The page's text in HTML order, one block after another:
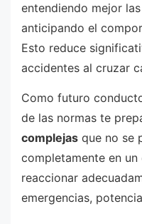
entendiendo mejor
anticipando el
Esto reduce
accidentes al cruzar
Como futuro
de las normas te
complejas que no se
completamente en un
reaccionar
emergencias,